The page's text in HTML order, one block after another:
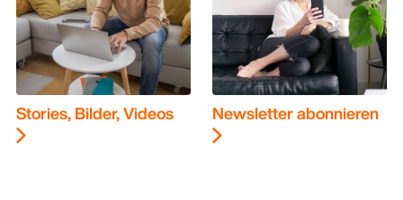
Stories, Bilder, Videos Newsletter abonnieren